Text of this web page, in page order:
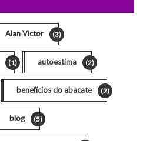
Alan Victor (3)
(1) autoestima (2)
benefícios do abacate (2)
blog (5)